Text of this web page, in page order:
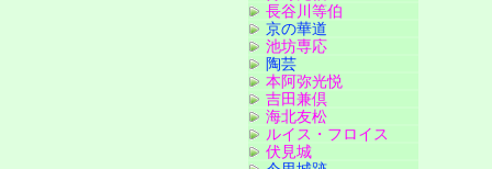
長谷川等伯
京の華道
池坊専応
陶芸
本阿弥光悦
吉田兼倶
海北友松
ルイス・フロイス
伏見城